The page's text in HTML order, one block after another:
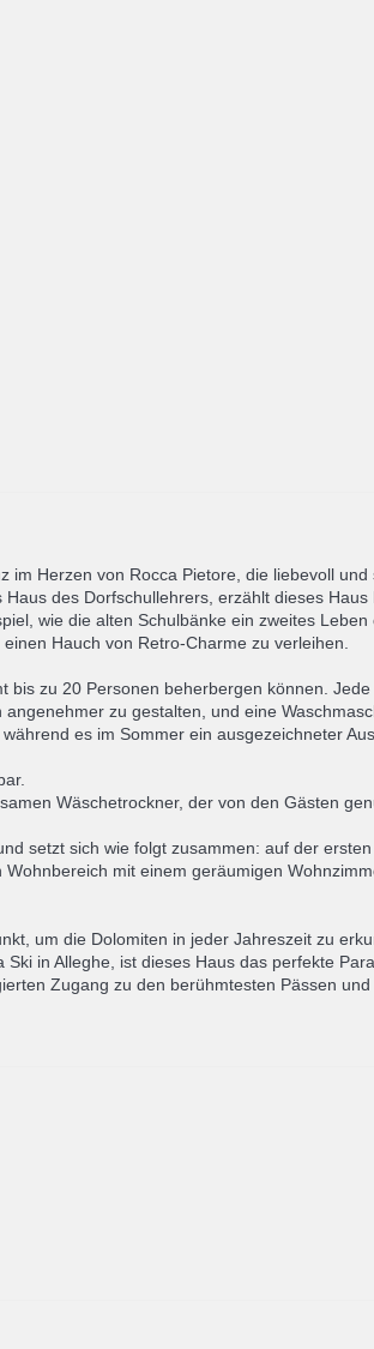
Herzen von Rocca Pietore, die liebevoll
des Dorfschullehrers, erzählt dieses
wie die alten Schulbänke ein zweites
Hauch von Retro-Charme zu verleihen.
zu 20 Personen beherbergen können.
zu gestalten, und eine
es im Sommer ein ausgezeichneter
Wäschetrockner, der von den Gästen
setzt sich wie folgt zusammen: auf der
mit einem geräumigen
um die Dolomiten in jeder Jahreszeit zu
in Alleghe, ist dieses Haus das perfekte
Zugang zu den berühmtesten Pässen und